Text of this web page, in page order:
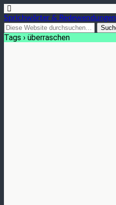
Sprichwörter & Redewendungen
Tags › überraschen